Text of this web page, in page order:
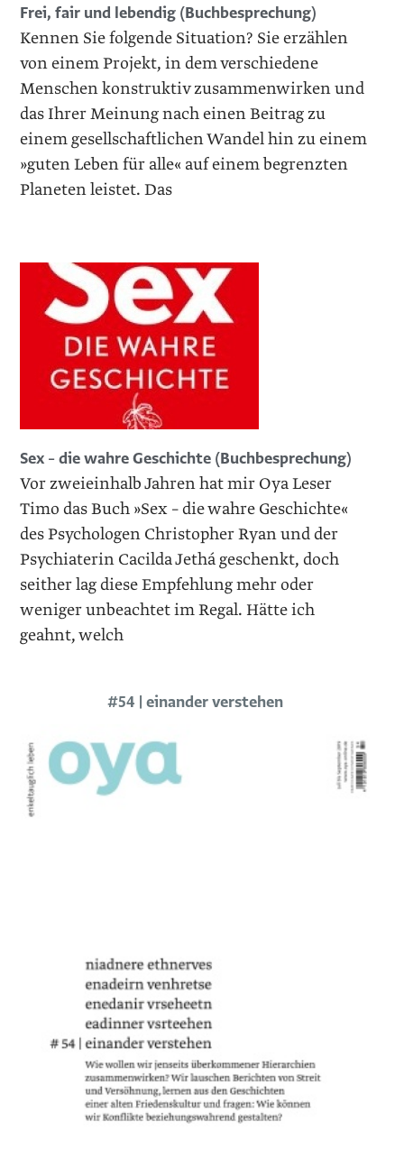
Frei, fair und lebendig (Buchbesprechung)
Kennen Sie folgende Situation? Sie erzählen
von einem Projekt, in dem verschiedene
Menschen konstruktiv zusammenwirken und
das Ihrer Meinung nach einen Beitrag zu
einem gesellschaftlichen Wandel hin zu einem
»guten Leben für alle« auf einem begrenzten
Planeten leistet. Das
Sex – die wahre Geschichte (Buchbesprechung)
Vor zweieinhalb Jahren hat mir Oya Leser
Timo das Buch »Sex – die wahre Geschichte«
des Psychologen Christopher Ryan und der
Psychiaterin Cacilda Jethá geschenkt, doch
seither lag diese Empfehlung mehr oder
weniger unbeachtet im Regal. Hätte ich
geahnt, welch
#54 | einander verstehen